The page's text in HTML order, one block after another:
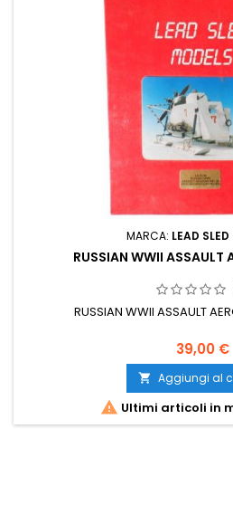
MARCA: LEAD
RUSSIAN WWII ASSAULT
RUSSIAN WWII ASSAULT
39,00 €
 Aggiungi al
 Ultimi articoli in